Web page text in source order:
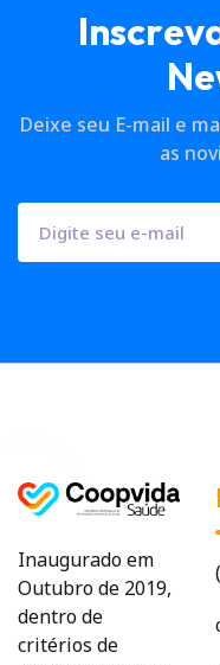
Inscrev
Ne
Deixe seu E-mail e
as
Inaugurado em
Outubro de 2019,
dentro de
critérios de